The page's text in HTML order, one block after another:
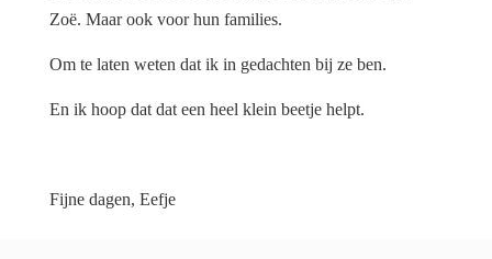
Zoë. Maar ook voor hun families.
Om te laten weten dat ik in gedachten bij ze ben.
En ik hoop dat dat een heel klein beetje helpt.
Fijne dagen, Eefje